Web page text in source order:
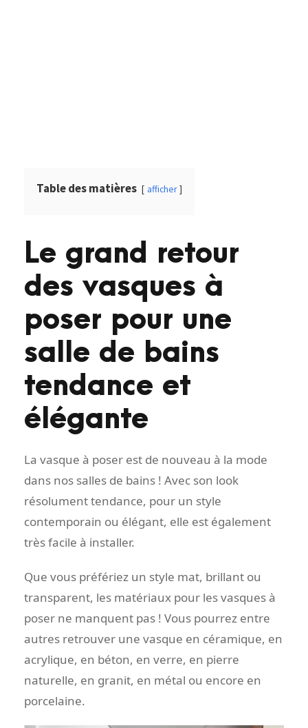
Table des matières afficher
Le grand retour
des vasques à
poser pour une
salle de bains
tendance et
élégante
La vasque à poser est de nouveau à la mode
dans nos salles de bains ! Avec son look
résolument tendance, pour un style
contemporain ou élégant, elle est également
très facile à installer.
Que vous préfériez un style mat, brillant ou
transparent, les matériaux pour les vasques à
poser ne manquent pas ! Vous pourrez entre
autres retrouver une vasque en céramique, en
acrylique, en béton, en verre, en pierre
naturelle, en granit, en métal ou encore en
porcelaine.